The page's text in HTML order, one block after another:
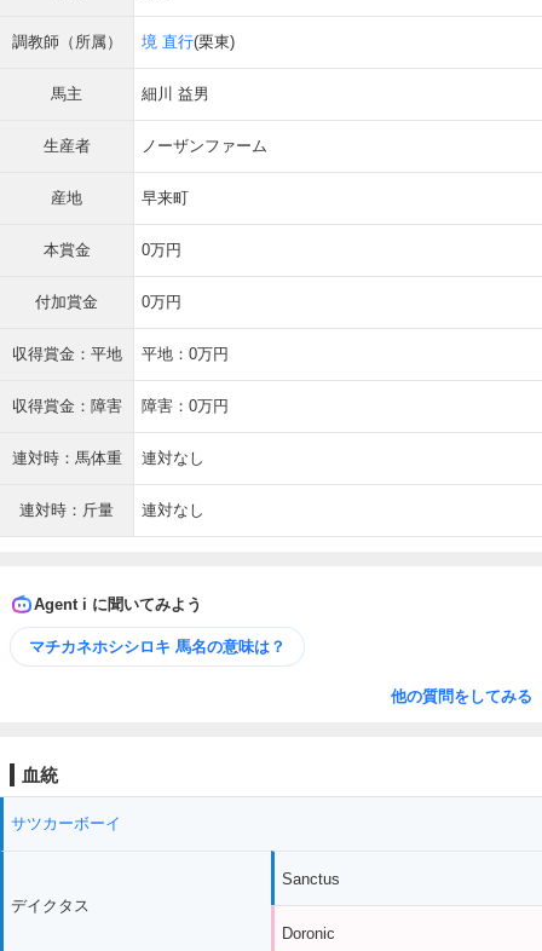
調教師（所属） 境 直行(栗東)
馬主 細川 益男
生産者 ノーザンファーム
産地 早来町
本賞金 0万円
付加賞金 0万円
収得賞金：平地 平地：0万円
収得賞金：障害 障害：0万円
連対時：馬体重 連対なし
連対時：斤量 連対なし
Agent i に聞いてみよう
マチカネホシシロキ 馬名の意味は？
他の質問をしてみる
血統
サツカーボーイ
デイクタス
Sanctus
Doronic